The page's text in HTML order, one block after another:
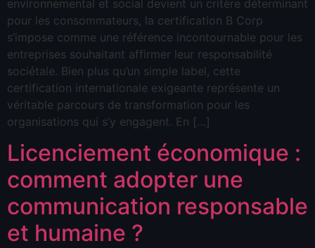
environnemental et social devient un critère déterminant
pour les consommateurs, la certification B Corp
s’impose comme une référence incontournable pour les
entreprises souhaitant affirmer leur responsabilité
sociétale. Bien plus qu’un simple label, cette
certification internationale exigeante représente un
véritable parcours de transformation pour les
organisations qui s’y engagent. En […]
Licenciement économique :
comment adopter une
communication responsable
et humaine ?